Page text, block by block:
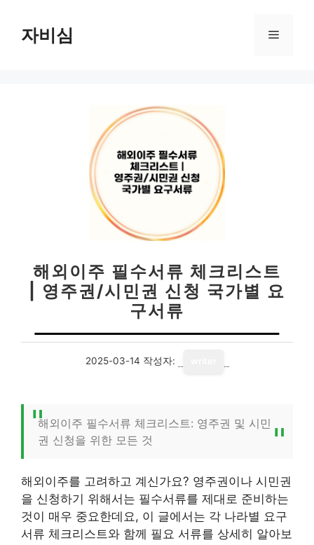
자비심 메
해외이주 필수서류 체크리스트
| 영주권/시민권 신청 국가별 요
구서류
2025-03-14 작성자:
해외이주 필수서류 체크리스트: 영주권 및 시민
권 신청을 위한 모든 것
해외이주를 고려하고 계신가요? 영주권이나 시민권
을 신청하기 위해서는 필수서류를 제대로 준비하는
것이 매우 중요한데요, 이 글에서는 각 나라별 요구
서류 체크리스트와 함께 필요 서류를 상세히 알아보